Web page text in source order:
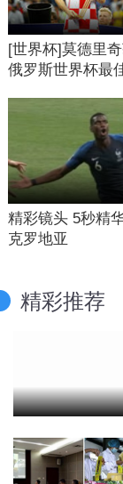
[世界杯]莫德里
俄罗斯世界杯最
精彩镜头 5秒精
克罗地亚
精彩推荐